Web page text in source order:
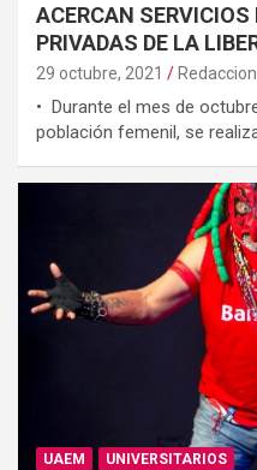
ACERCAN
PRIVADAS DE LA
29 octubre, 2021 Redaccion
• Durante el mes de
población femenil, se
UAEM UNIVERSITARIOS